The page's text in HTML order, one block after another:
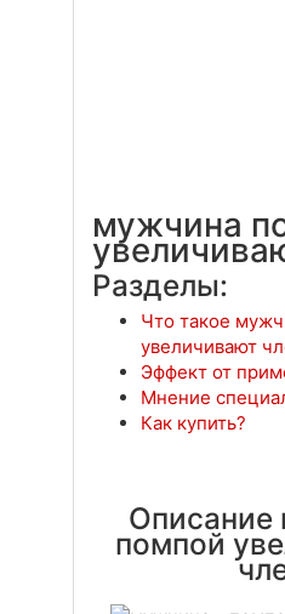
мужчина
Разделы:
Что такое
увеличивают
Эффект от
Мнение
Как купить?
помпой